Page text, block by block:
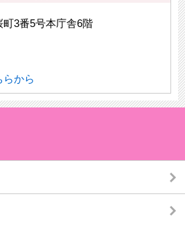
町3番5号本庁舎6階
らから